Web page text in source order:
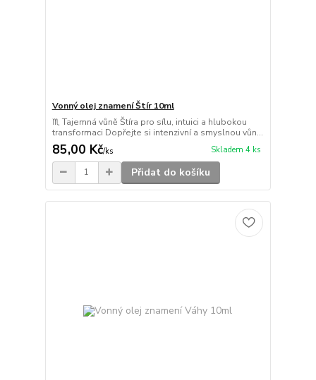
Vonný olej znamení Štír 10ml
♏ Tajemná vůně Štíra pro sílu, intuici a hlubokou
transformaci Dopřejte si intenzivní a smyslnou vůn...
85,00 Kč/ks Skladem 4 ks
Přidat do košíku